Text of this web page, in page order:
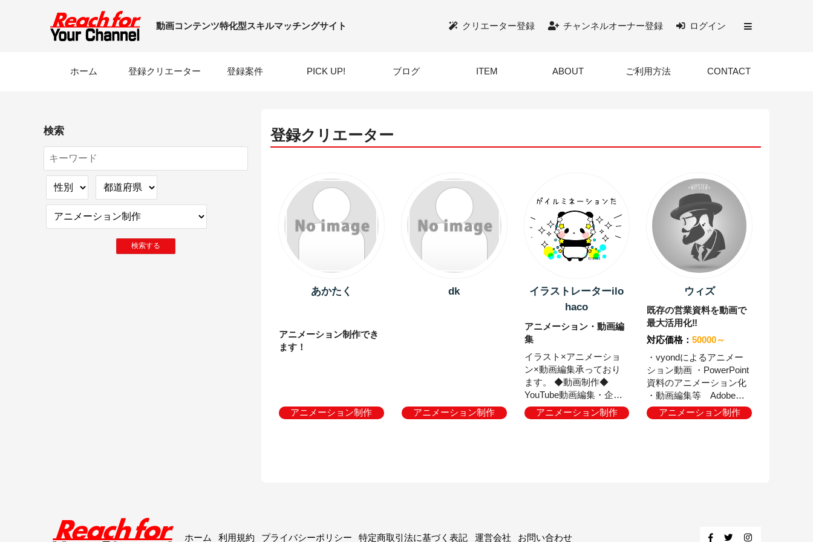
動画コンテンツ特化型スキルマッチングサイト クリエーター登録 チャンネルオーナー登録 ログイン
ホーム 登録クリエーター 登録案件 PICK UP! ブログ ITEM ABOUT ご利用方法 CONTACT
登録クリエーター
あかたく
アニメーション制作でき
ます！
アニメーション制作
dk
アニメーション制作
イラストレーターilo
haco
アニメーション・動画編
集
イラスト×アニメーショ
ン×動画編集承っており
ます。 ◆動画制作◆
YouTube動画編集・企画
制作・アニメーション動
画・OP・ED サムネ・チ
ト ・Illustrator ・
アニメーション制作
ウィズ
既存の営業資料を動画で
最大活用化‼
対応価格：50000～
・vyondによるアニメー
ション動画 ・PowerPoint
資料のアニメーション化
・動画編集等 Adobe系
すべて網羅
アニメーション制作
検索
ホーム 利用規約 プライバシーポリシー 特定商取引法に基づく表記 運営会社 お問い合わせ